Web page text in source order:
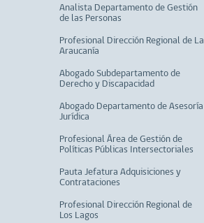
Analista Departamento de Gestión
de las Personas
Profesional Dirección Regional de La
Araucanía
Abogado Subdepartamento de
Derecho y Discapacidad
Abogado Departamento de Asesoría
Jurídica
Profesional Área de Gestión de
Políticas Públicas Intersectoriales
Pauta Jefatura Adquisiciones y
Contrataciones
Profesional Dirección Regional de
Los Lagos